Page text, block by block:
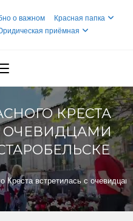
о важном
Красная папка
приёмная
КРЕСТА
ОЧЕВИДЦАМИ
Креста встретилась с